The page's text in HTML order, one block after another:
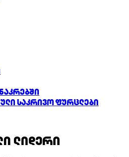
საკრივო ფურცლები
ლიდერი